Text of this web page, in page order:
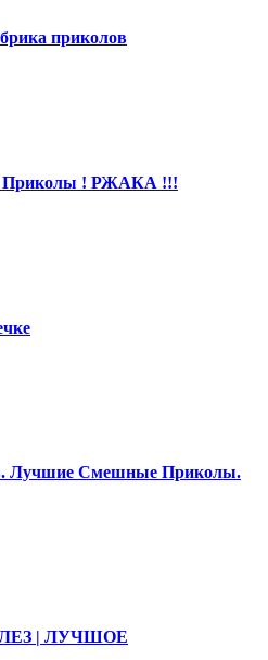
приколов
Приколы ! РЖАКА !!!
Лучшие Смешные Приколы.
| ЛУЧШОЕ